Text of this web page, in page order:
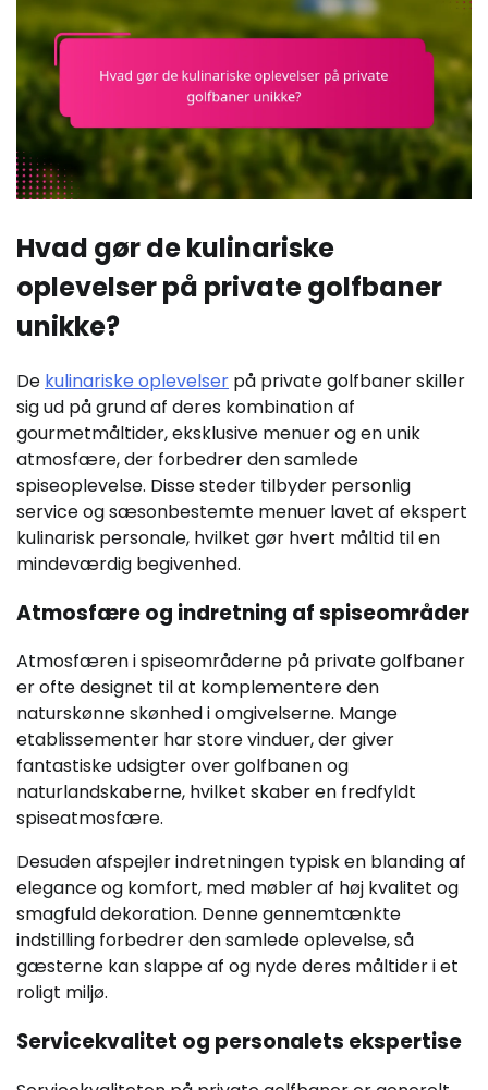
Hvad gør de kulinariske
oplevelser på private golfbaner
unikke?
De kulinariske oplevelser på private golfbaner skiller
sig ud på grund af deres kombination af
gourmetmåltider, eksklusive menuer og en unik
atmosfære, der forbedrer den samlede
spiseoplevelse. Disse steder tilbyder personlig
service og sæsonbestemte menuer lavet af ekspert
kulinarisk personale, hvilket gør hvert måltid til en
mindeværdig begivenhed.
Atmosfære og indretning af spiseområder
Atmosfæren i spiseområderne på private golfbaner
er ofte designet til at komplementere den
naturskønne skønhed i omgivelserne. Mange
etablissementer har store vinduer, der giver
fantastiske udsigter over golfbanen og
naturlandskaberne, hvilket skaber en fredfyldt
spiseatmosfære.
Desuden afspejler indretningen typisk en blanding af
elegance og komfort, med møbler af høj kvalitet og
smagfuld dekoration. Denne gennemtænkte
indstilling forbedrer den samlede oplevelse, så
gæsterne kan slappe af og nyde deres måltider i et
roligt miljø.
Servicekvalitet og personalets ekspertise